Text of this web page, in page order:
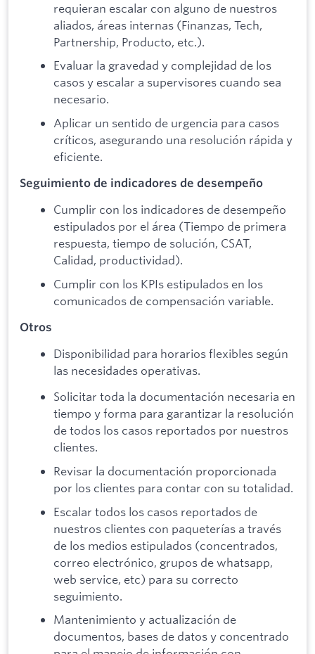
requieran escalar con alguno de nuestros
aliados, áreas internas (Finanzas, Tech,
Partnership, Producto, etc.).
Evaluar la gravedad y complejidad de los
casos y escalar a supervisores cuando sea
necesario.
Aplicar un sentido de urgencia para casos
críticos, asegurando una resolución rápida y
eficiente.
Seguimiento de indicadores de desempeño
Cumplir con los indicadores de desempeño
estipulados por el área (Tiempo de primera
respuesta, tiempo de solución, CSAT,
Calidad, productividad).
Cumplir con los KPIs estipulados en los
comunicados de compensación variable.
Otros
Disponibilidad para horarios flexibles según
las necesidades operativas.
Solicitar toda la documentación necesaria en
tiempo y forma para garantizar la resolución
de todos los casos reportados por nuestros
clientes.
Revisar la documentación proporcionada
por los clientes para contar con su totalidad.
Escalar todos los casos reportados de
nuestros clientes con paqueterías a través
de los medios estipulados (concentrados,
correo electrónico, grupos de whatsapp,
web service, etc) para su correcto
seguimiento.
Mantenimiento y actualización de
documentos, bases de datos y concentrado